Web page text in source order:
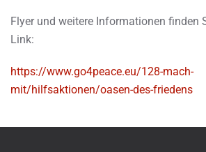
Flyer und weitere Informationen finden
Link:
https://www.go4peace.eu/128-mach-
mit/hilfsaktionen/oasen-des-friedens